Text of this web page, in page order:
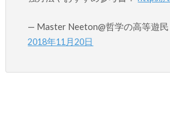
— Master Neeton@哲学の高等遊民
2018年11月20日